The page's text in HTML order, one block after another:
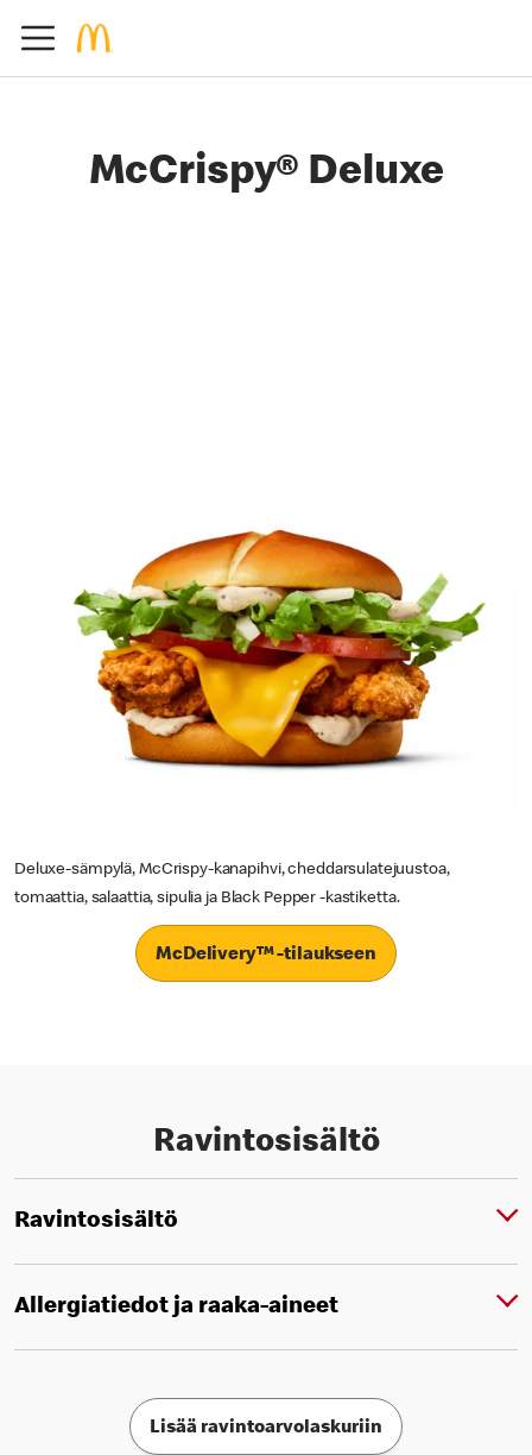
McCrispy® Deluxe
Deluxe-sämpylä, McCrispy-kanapihvi, cheddarsulatejuustoa,
tomaattia, salaattia, sipulia ja Black Pepper -kastiketta.
McDelivery™ -tilaukseen
Ravintosisältö
Ravintosisältö
Allergiatiedot ja raaka-aineet
Lisää ravintoarvolaskuriin